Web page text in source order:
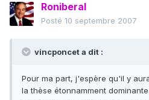
Roniberal
Posté 10 septembre 2007
vincponcet a dit :
Pour ma part, j'espère qu'il y
la thèse étonnamment